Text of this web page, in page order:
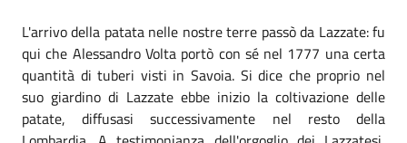
L'arrivo della patata nelle nostre terre passò da Lazzate: fu
qui che Alessandro Volta portò con sé nel 1777 una certa
quantità di tuberi visti in Savoia. Si dice che proprio nel
suo giardino di Lazzate ebbe inizio la coltivazione delle
patate, diffusasi successivamente nel resto della